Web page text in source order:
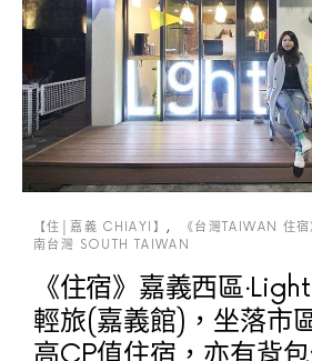
【住│嘉義 CHIAYI】
《台灣TAIWAN 住宿
南台灣 SOUTH TAIWAN
《住宿》嘉義西區
輕旅(嘉義館)，坐落市